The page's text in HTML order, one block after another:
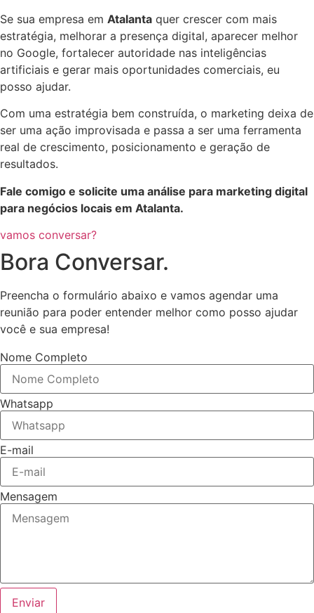
Se sua empresa em Atalanta quer crescer com mais
estratégia, melhorar a presença digital, aparecer melhor
no Google, fortalecer autoridade nas inteligências
artificiais e gerar mais oportunidades comerciais, eu
posso ajudar.
Com uma estratégia bem construída, o marketing deixa de
ser uma ação improvisada e passa a ser uma ferramenta
real de crescimento, posicionamento e geração de
resultados.
Fale comigo e solicite uma análise para marketing digital
para negócios locais em Atalanta.
vamos conversar?
Bora Conversar.
Preencha o formulário abaixo e vamos agendar uma
reunião para poder entender melhor como posso ajudar
você e sua empresa!
Nome Completo
Whatsapp
E-mail
Mensagem
Enviar